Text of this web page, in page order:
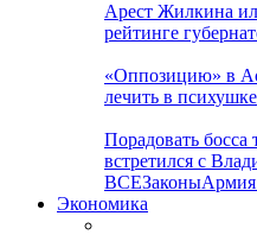
Арест Жилкина
рейтинге
«Оппозицию» в
лечить в психушке
Порадовать
встретился с
ВСЕЗаконы
Экономика